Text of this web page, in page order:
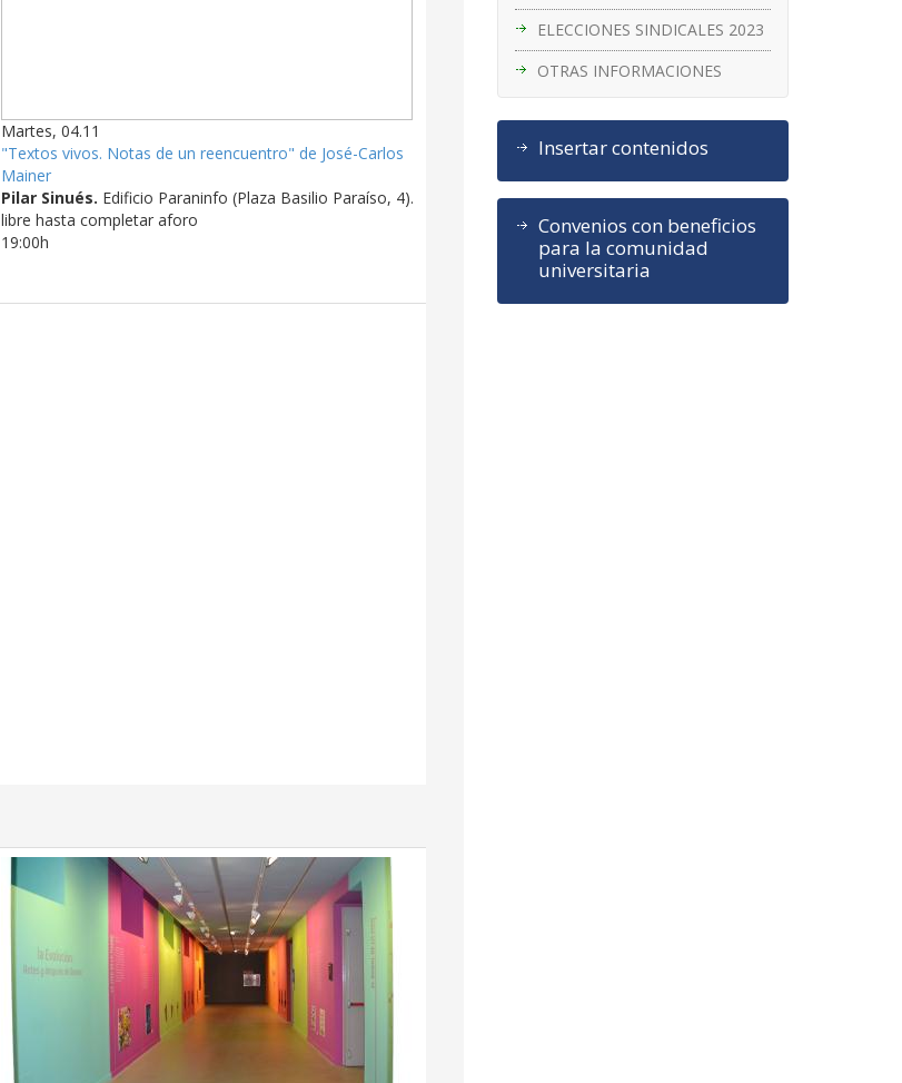
ELECCIONES SINDICALES 2023
OTRAS INFORMACIONES
Insertar contenidos
Convenios con beneficios
para la comunidad
universitaria
Martes, 04.11
"Textos vivos. Notas de un reencuentro" de José-Carlos
Mainer
Pilar Sinués. Edificio Paraninfo (Plaza Basilio Paraíso, 4).
libre hasta completar aforo
19:00h